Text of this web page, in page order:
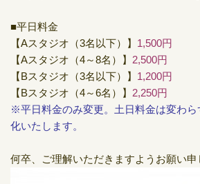
■平日料金
【Aスタジオ（3名以下）】 1,500円
【Aスタジオ（4～8名）】 2,500円
【Bスタジオ（3名以下）】 1,200円
【Bスタジオ（4～6名）】 2,250円
※平日料金のみ変更。土日料金は変わら
化いたします。
何卒、ご理解いただきますようお願い申